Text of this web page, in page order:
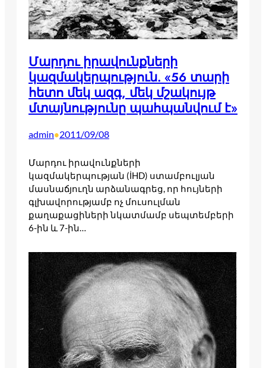
Մարդու իրավունքների
կազմակերպություն. «56 տարի
հետո մեկ ազգ, մեկ մշակույթ
մտայնությունը պահպանվում է»
admin•2011/09/08
Մարդու իրավունքների
կազմակերպության (İHD) ստամբուլյան
մասնաճյուղն արձանագրեց, որ հույների
գլխավորությամբ ոչ մուսուլման
քաղաքացիների նկատմամբ սեպտեմբերի
6-ին և 7-ին…